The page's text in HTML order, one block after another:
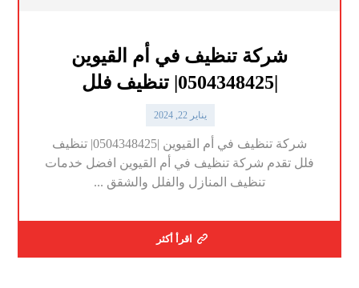
شركة تنظيف في أم القيوين
|0504348425| تنظيف فلل
يناير 22, 2024
شركة تنظيف في أم القيوين |0504348425| تنظيف
فلل تقدم شركة تنظيف في أم القيوين افضل خدمات
تنظيف المنازل والفلل والشقق ...
اقرأ أكثر